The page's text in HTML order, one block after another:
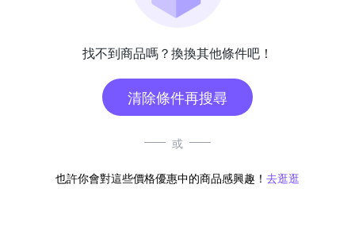
找不到商品嗎？換換其他條件吧！
清除條件再搜尋
或
也許你會對這些價格優惠中的商品感興趣！ 去逛逛